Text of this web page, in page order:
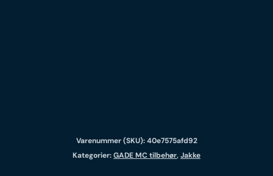
Varenummer (SKU):40e7575afd92
Kategorier:GADE MC tilbehør,Jakke